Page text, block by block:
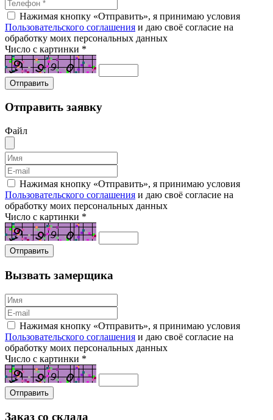
Нажимая кнопку «Отправить», я принимаю условия
Пользовательского соглашения и даю своё согласие на
обработку моих персональных данных
Число с картинки *
Отправить заявку
Файл
Нажимая кнопку «Отправить», я принимаю условия
Пользовательского соглашения и даю своё согласие на
обработку моих персональных данных
Число с картинки *
Вызвать замерщика
Нажимая кнопку «Отправить», я принимаю условия
Пользовательского соглашения и даю своё согласие на
обработку моих персональных данных
Число с картинки *
Заказ со склада